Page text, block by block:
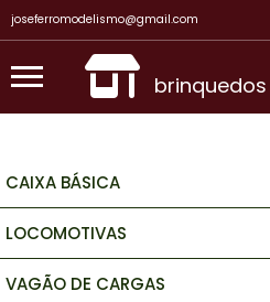
joseferromodelismo@gmail.com
CAIXA BÁSICA
LOCOMOTIVAS
VAGÃO DE CARGAS